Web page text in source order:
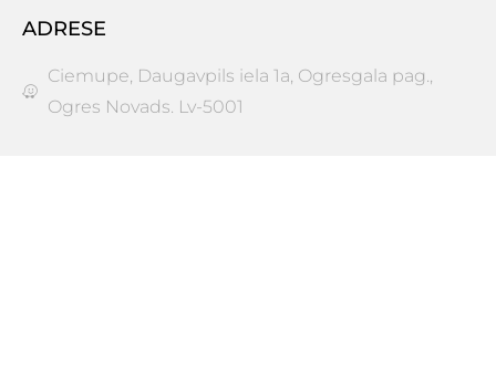
ADRESE
Ciemupe, Daugavpils iela 1a, Ogresgala pag.,
Ogres Novads. Lv-5001